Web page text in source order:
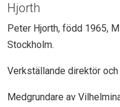
Hjorth
Peter Hjorth, född 1965,
Stockholm.
Verkställande direktör
Medgrundare av